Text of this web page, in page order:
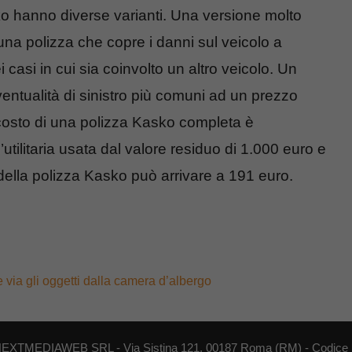
hanno diverse varianti. Una versione molto
polizza che copre i danni sul veicolo a
in cui sia coinvolto un altro veicolo. Un
di sinistro più comuni ad un prezzo
di una polizza Kasko completa è
usata dal valore residuo di 1.000 euro e
polizza Kasko può arrivare a 191 euro.
gli oggetti dalla camera d’albergo
SRL - Via Sistina 121, 00187 Roma (RM) -